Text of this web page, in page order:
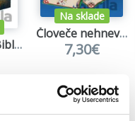
Hrdinovia z Biblie
Na sklade
Človeče nehnevaj sa
7,30€